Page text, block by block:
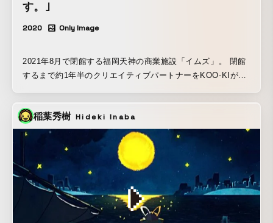
す。｣
2020 Only Image
2021年8月で閉館する福岡天神の商業施設「イムズ」。 閉館
するまで約1年半のクリエイティブパートナーをKOO-KIが務
施設同様、閉館すると勘違いしている街の人たちへのメッセ
ージを、見る人が笑顔になるような形で表現。
稲葉秀樹 Hideki Inaba